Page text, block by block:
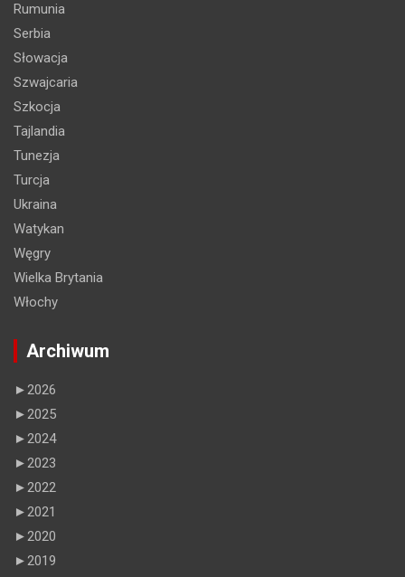
Rumunia
Serbia
Słowacja
Szwajcaria
Szkocja
Tajlandia
Tunezja
Turcja
Ukraina
Watykan
Węgry
Wielka Brytania
Włochy
Archiwum
►2026
►2025
►2024
►2023
►2022
►2021
►2020
►2019